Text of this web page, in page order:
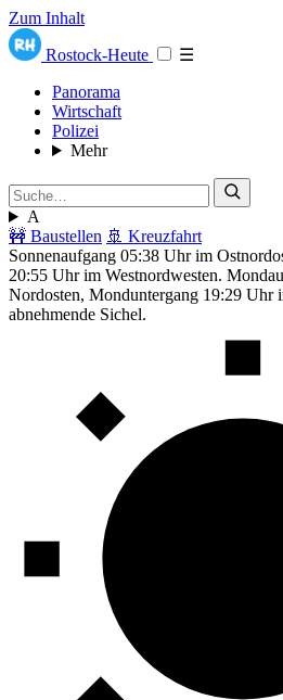
Zum Inhalt
Rostock-Heute
☰
Panorama
Wirtschaft
Polizei
Mehr
A
🚧 Baustellen 🚢 Kreuzfahrt
Sonnenaufgang 05:38 Uhr im
20:55 Uhr im Westnordwesten.
Nordosten, Monduntergang 19:29 Uhr
abnehmende Sichel.